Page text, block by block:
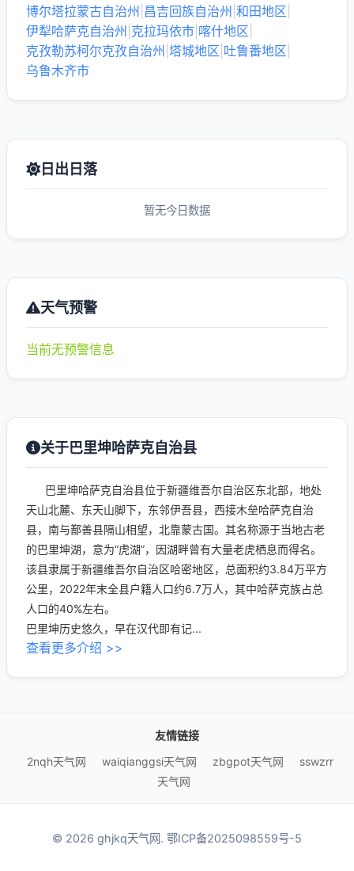
博尔塔拉蒙古自治州 昌吉回族自治州 和田地区
伊犁哈萨克自治州 克拉玛依市 喀什地区
克孜勒苏柯尔克孜自治州 塔城地区 吐鲁番地区
乌鲁木齐市
日出日落
暂无今日数据
天气预警
当前无预警信息
关于巴里坤哈萨克自治县
巴里坤哈萨克自治县位于新疆维吾尔自治区东北部，地处
天山北麓、东天山脚下，东邻伊吾县，西接木垒哈萨克自治
县，南与鄯善县隔山相望，北靠蒙古国。其名称源于当地古老
的巴里坤湖，意为“虎湖”，因湖畔曾有大量老虎栖息而得名。
该县隶属于新疆维吾尔自治区哈密地区，总面积约3.84万平方
公里，2022年末全县户籍人口约6.7万人，其中哈萨克族占总
人口的40%左右。
巴里坤历史悠久，早在汉代即有记...
查看更多介绍 >>
友情链接
2nqh天气网
waiqianggsi天气网 zbgpot天气网
sswzrr
天气网
© 2026 ghjkq天气网. 鄂ICP备2025098559号-5